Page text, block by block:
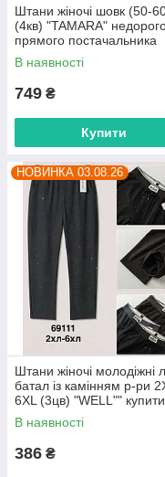
Штани жіночі шовк (50-
(4кв) "TAMARA"
прямого постачальника
В наявності
749 ₴
Купити
НОВИНКА 03.08.26
Штани жіночі молодіжні
батал із камінням р-ри
6XL (3цв) "WELL"" купити
недорого від прямого
постачальника
В наявності
386 ₴